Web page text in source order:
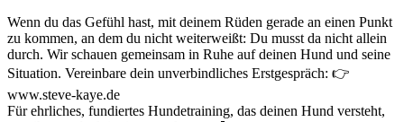
Wenn du das Gefühl hast, mit deinem Rüden gerade an einen Punkt
zu kommen, an dem du nicht weiterweißt: Du musst da nicht allein
durch. Wir schauen gemeinsam in Ruhe auf deinen Hund und seine
Situation. Vereinbare dein unverbindliches Erstgespräch: 👉
www.steve-kaye.de
Für ehrliches, fundiertes Hundetraining, das deinen Hund versteht,